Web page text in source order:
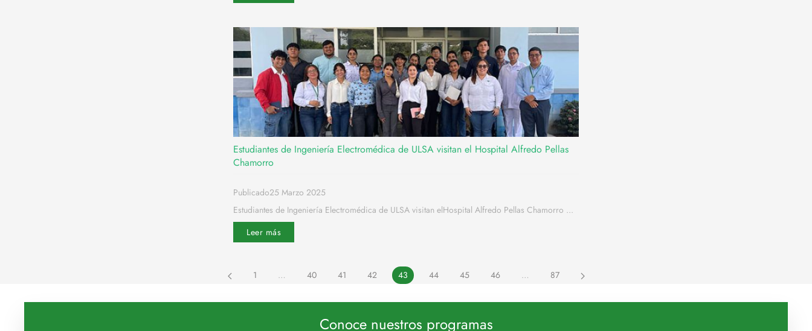
Estudiantes de Ingeniería Electromédica de ULSA visitan el Hospital Alfredo Pellas
Chamorro
Publicado25 Marzo 2025
Estudiantes de Ingeniería Electromédica de ULSA visitan elHospital Alfredo Pellas Chamorro ...
Leer más
1 … 40 41 42 43 44 45 46 … 87
Conoce nuestros programas